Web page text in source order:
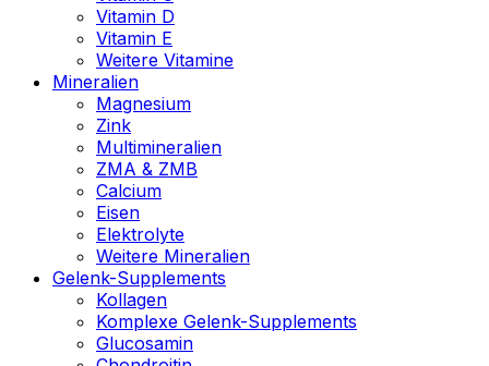
Vitamin D
Vitamin E
Weitere Vitamine
Mineralien
Magnesium
Zink
Multimineralien
ZMA & ZMB
Calcium
Eisen
Elektrolyte
Weitere Mineralien
Gelenk-Supplements
Kollagen
Komplexe Gelenk-Supplements
Glucosamin